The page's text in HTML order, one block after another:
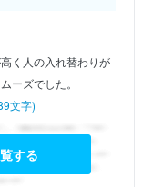
く人の入れ替わりが
ーズでした。
文字)
する